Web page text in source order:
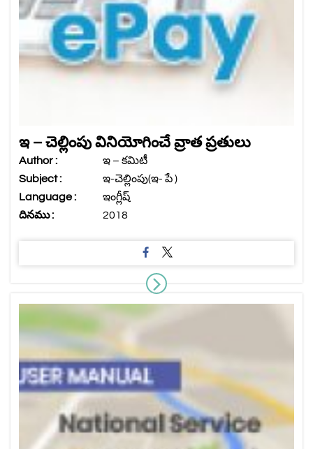
ఇ – చెల్లింపు వినియోగించే వ్రాత ప్రతులు
Author :
ఇ – కమిటీ
Subject :
ఇ-చెల్లింపు(ఇ- పే )
Language :
ఇంగ్లీష్
దినము :
2018